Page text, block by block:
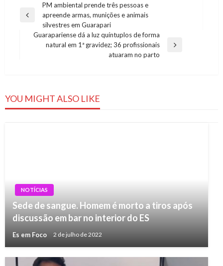
Navegação
de
Post
Previous
PM ambiental prende três pessoas e
apreende armas, munições e animais
silvestres em Guarapari
Guarapariense dá a luz quíntuplos de forma
natural em 1ª gravidez; 36 profissionais
atuaram no parto
YOU MIGHT ALSO LIKE
NOTÍCIAS
Sede de sangue. Homem é morto a tiros após
discussão em bar no interior do ES
Es em Foco 2 de julho de 2022